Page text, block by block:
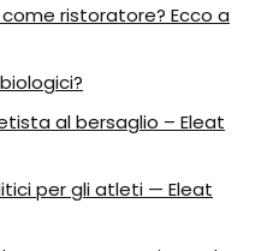
ristoratore? Ecco a
al bersaglio – Eleat
per gli atleti — Eleat